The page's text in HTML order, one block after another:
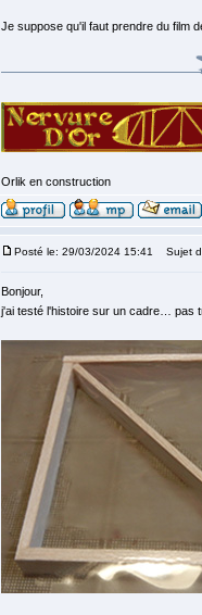
Je suppose qu'il faut prendre du film
Orlik en construction
Posté le: 29/03/2024 15:41 Sujet
Bonjour,
j'ai testé l'histoire sur un cadre… pas